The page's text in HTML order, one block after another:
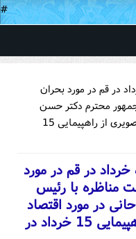
#
در قم در مورد بحران
محترم دکتر حسن
روحانی در مورد اقتصاد کشور / گزارش تصویری از راهپیمایی 15
در قم در مورد
مناظره با رئیس
در مورد اقتصاد
کشور / گزارش تصویری از راهپیمایی 15 خرداد در